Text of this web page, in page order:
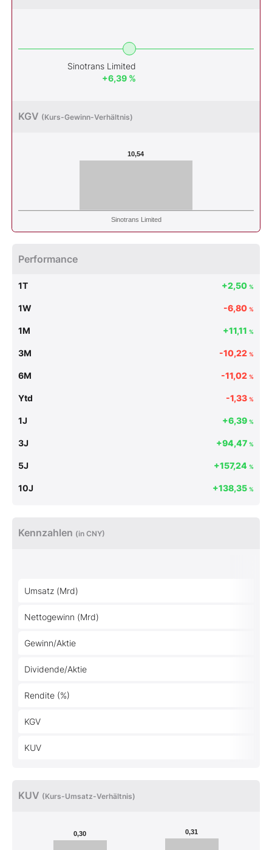
Sinotrans Limited
+6,39 %
KGV (Kurs-Gewinn-Verhältnis)
10,54
Sinotrans Limited
Performance
1T +2,50 %
1W -6,80 %
1M +11,11 %
3M -10,22 %
6M -11,02 %
Ytd -1,33 %
1J +6,39 %
3J +94,47 %
5J +157,24 %
10J +138,35 %
Kennzahlen (in CNY)
Umsatz (Mrd)
Nettogewinn (Mrd)
Gewinn/Aktie
Dividende/Aktie
Rendite (%)
KGV
KUV
KUV (Kurs-Umsatz-Verhältnis)
0,30 0,31